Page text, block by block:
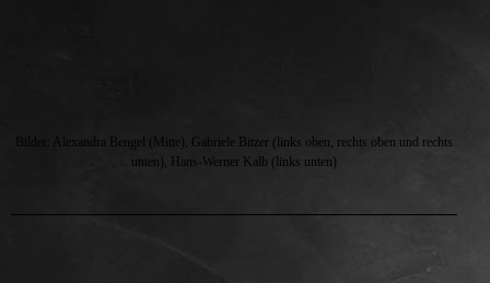
Bilder: Alexandra Bengel (Mitte), Gabriele Bitzer (links oben, rechts oben und rechts
unten), Hans-Werner Kalb (links unten)